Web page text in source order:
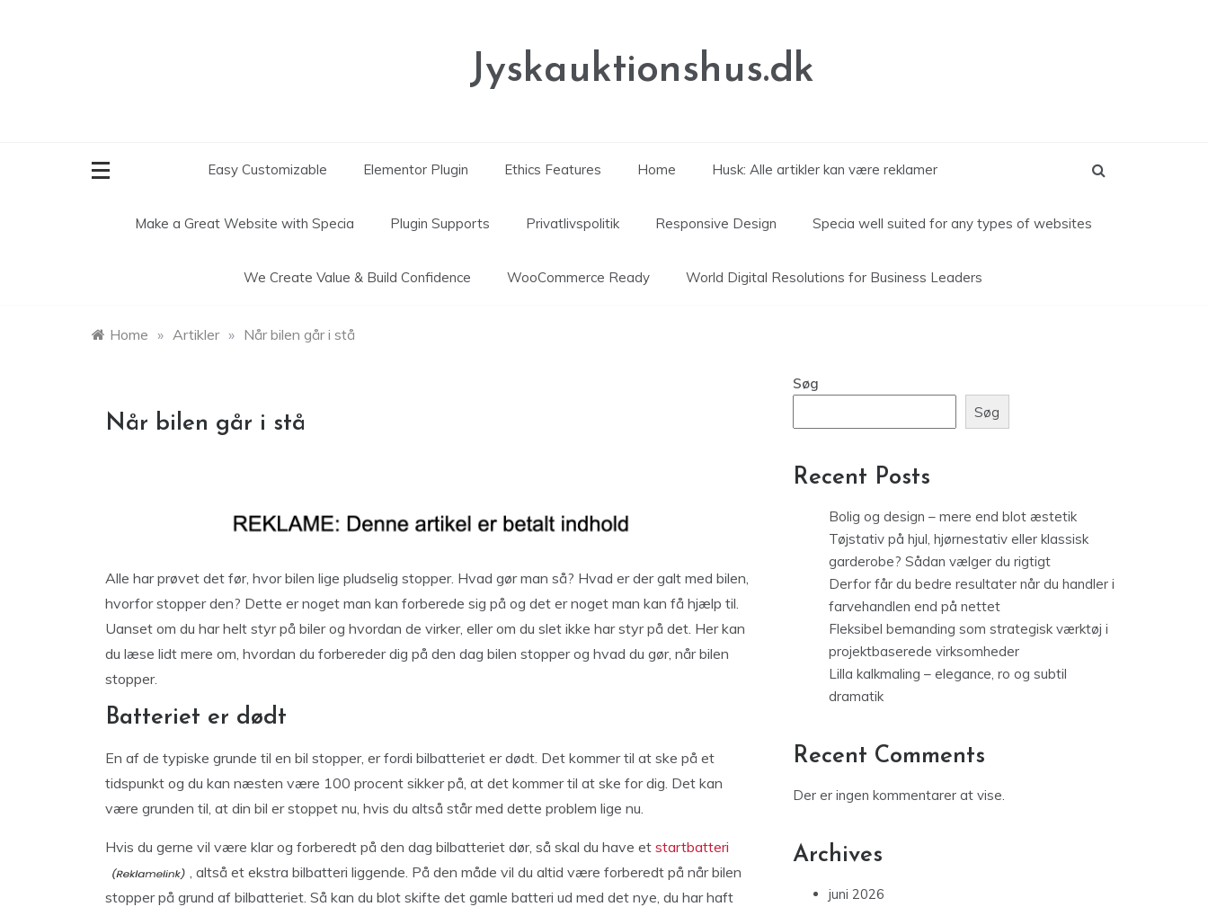
Jyskauktionshus.dk
Easy Customizable Elementor Plugin Ethics Features Home Husk: Alle artikler kan være reklamer
Make a Great Website with Specia Plugin Supports Privatlivspolitik Responsive Design Specia well suited for any types of websites
We Create Value & Build Confidence WooCommerce Ready World Digital Resolutions for Business Leaders
Home » Artikler » Når bilen går i stå
Når bilen går i stå
Alle har prøvet det før, hvor bilen lige pludselig stopper. Hvad gør man så? Hvad er der galt med bilen,
hvorfor stopper den? Dette er noget man kan forberede sig på og det er noget man kan få hjælp til.
Uanset om du har helt styr på biler og hvordan de virker, eller om du slet ikke har styr på det. Her kan
du læse lidt mere om, hvordan du forbereder dig på den dag bilen stopper og hvad du gør, når bilen
stopper.
Batteriet er dødt
En af de typiske grunde til en bil stopper, er fordi bilbatteriet er dødt. Det kommer til at ske på et
tidspunkt og du kan næsten være 100 procent sikker på, at det kommer til at ske for dig. Det kan
være grunden til, at din bil er stoppet nu, hvis du altså står med dette problem lige nu.
Hvis du gerne vil være klar og forberedt på den dag bilbatteriet dør, så skal du have et startbatteri
, altså et ekstra bilbatteri liggende. På den måde vil du altid være forberedt på når bilen
stopper på grund af bilbatteriet. Så kan du blot skifte det gamle batteri ud med det nye, du har haft
Søg
Søg
Recent Posts
Bolig og design – mere end blot æstetik
Tøjstativ på hjul, hjørnestativ eller klassisk
garderobe? Sådan vælger du rigtigt
Derfor får du bedre resultater når du handler i
farvehandlen end på nettet
Fleksibel bemanding som strategisk værktøj i
projektbaserede virksomheder
Lilla kalkmaling – elegance, ro og subtil
dramatik
Recent Comments
Der er ingen kommentarer at vise.
Archives
juni 2026